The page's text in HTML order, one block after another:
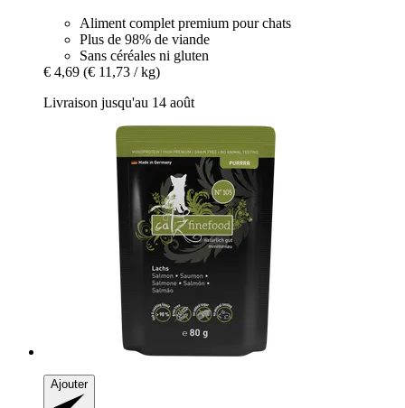
Aliment complet premium pour chats
Plus de 98% de viande
Sans céréales ni gluten
€ 4,69 (€ 11,73 / kg)
Livraison jusqu'au 14 août
Ajouter